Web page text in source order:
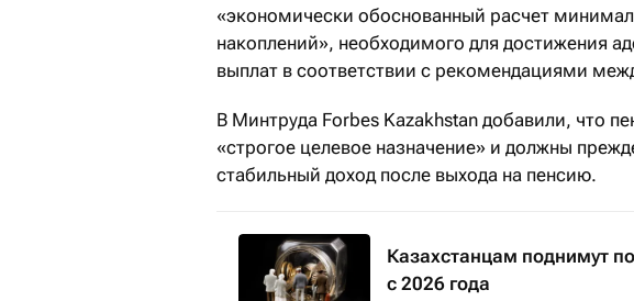
«экономически обоснованный расчет
накоплений», необходимого для достижения
выплат в соответствии с рекомендациями
В Минтруда Forbes Kazakhstan добавили, что
«строгое целевое назначение» и должны
стабильный доход после выхода на пенсию.
Казахстанцам поднимут
с 2026 года